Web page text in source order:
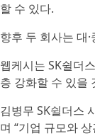
할 수 있다.
향후 두 회사는 대
웹케시는 SK쉴더
층 강화할 수 있을
김병무 SK쉴더스
며 “기업 규모와